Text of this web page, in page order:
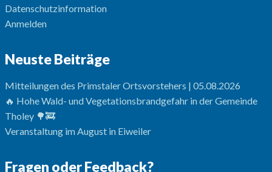
Datenschutzinformation
Anmelden
Neuste Beiträge
Mitteilungen des Primstaler Ortsvorstehers | 05.08.2026
🔥 Hohe Wald- und Vegetationsbrandgefahr in der Gemeinde
Tholey 🌳🚒
Veranstaltung im August in Eiweiler
Fragen oder Feedback?